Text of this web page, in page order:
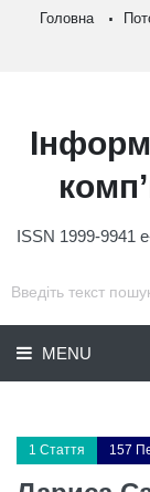
Головна
ISSN 1999-9941
MENU
1 Стаття 157